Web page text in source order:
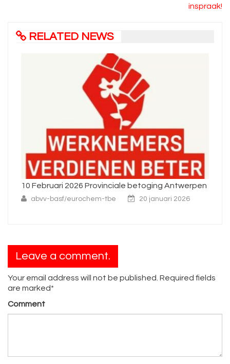
inspraak!
RELATED NEWS
Interprofessionele algemene staking op
woensdag 26 november
Leave a comment.
Your email address will not be published. Required fields
are marked*
Comment